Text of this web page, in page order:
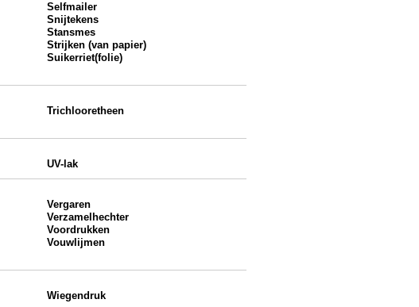
Selfmailer
Snijtekens
Stansmes
Strijken (van papier)
Suikerriet(folie)
Trichlooretheen
UV-lak
Vergaren
Verzamelhechter
Voordrukken
Vouwlijmen
Wiegendruk